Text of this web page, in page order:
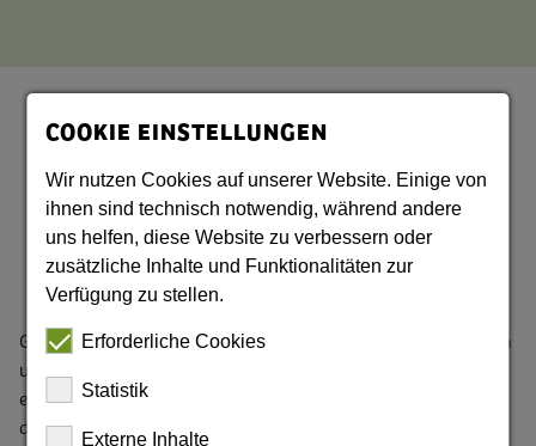
Landhotel und Spreetal
Grubschütz
Grubschütz liegt ca. 2 km vor der 1000-jährigen Stadt Bautzen
und dem Oberlausitzer Bergland. Aufgrund seiner Lage kann
es Ausgangspunkt für interessante Radausflüge sein, sowohl
durch das Landschaftsschutzgebiet entlang der Spree nach
COOKIE EINSTELLUNGEN
Wir nutzen Cookies auf unserer Website. Einige von
ihnen sind technisch notwendig, während andere
uns helfen, diese Website zu verbessern oder
zusätzliche Inhalte und Funktionalitäten zur
Verfügung zu stellen.
Erforderliche Cookies
Statistik
Externe Inhalte